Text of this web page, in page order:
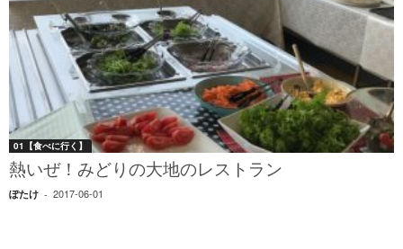
01【食べに行く】
熱いぜ！みどりの大地のレストラン
ぽたけ - 2017-06-01